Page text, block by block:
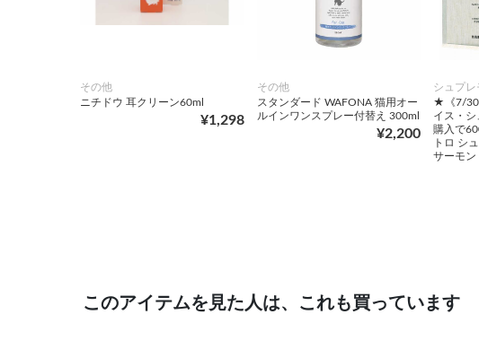
その他
ニチドウ 耳クリーン60ml
¥1,298
その他
スタンダード WAFONA 猫用オー
ルインワンスプレー付替え 300ml
¥2,200
シュプレ
★《7/
イス・
購入で
トロ シ
サーモン
このアイテムを見た人は、これも買っています